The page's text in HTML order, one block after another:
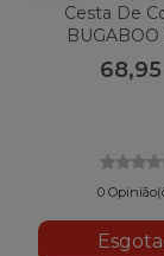
Cesta De
0